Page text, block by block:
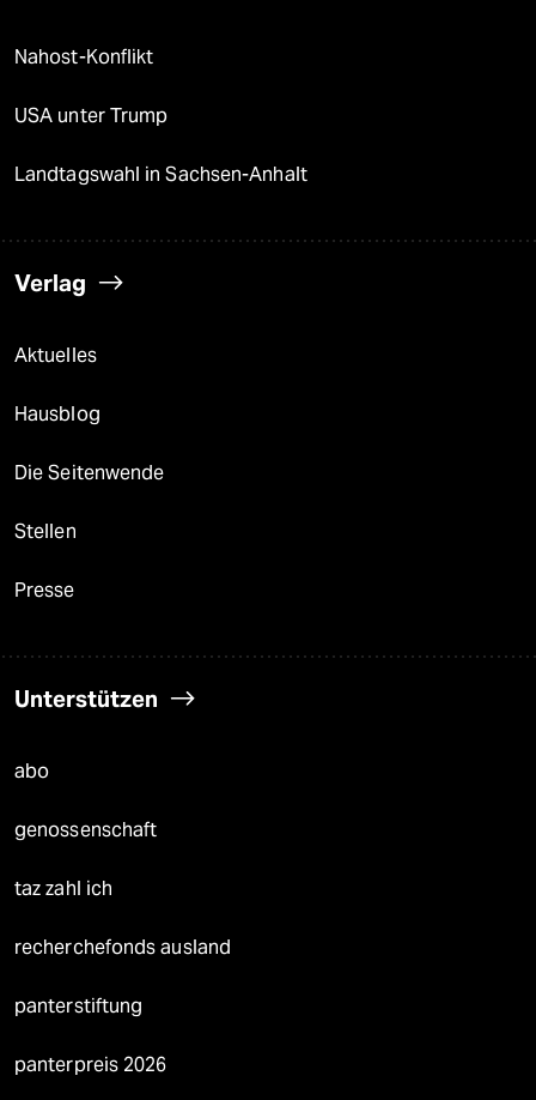
Nahost-Konflikt
USA unter Trump
Landtagswahl in Sachsen-Anhalt
Verlag
Aktuelles
Hausblog
Die Seitenwende
Stellen
Presse
Unterstützen
abo
genossenschaft
taz zahl ich
recherchefonds ausland
panterstiftung
panterpreis 2026